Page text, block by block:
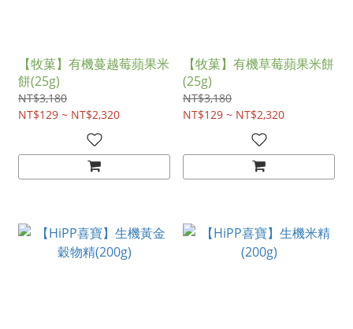
【牧菓】有機蔓越莓蘋果米
餅(25g)
NT$3,180
NT$129 ~ NT$2,320
【牧菓】有機草莓蘋果米餅
(25g)
NT$3,180
NT$129 ~ NT$2,320